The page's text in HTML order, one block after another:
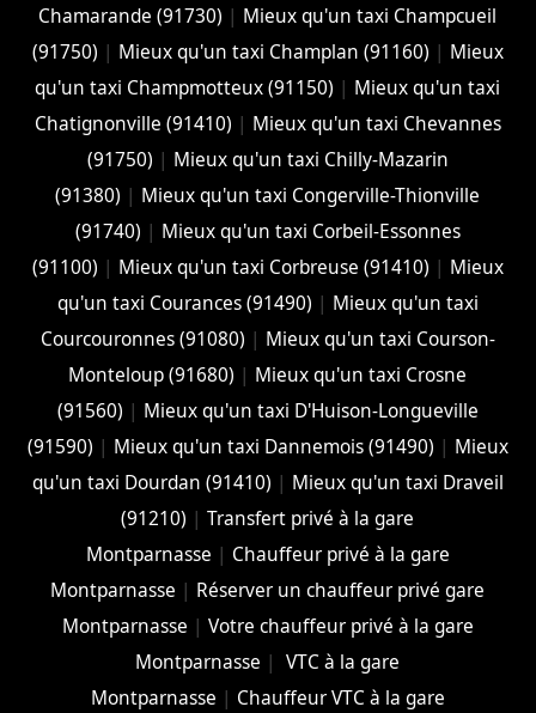
Chamarande (91730) | Mieux qu'un taxi Champcueil
(91750) | Mieux qu'un taxi Champlan (91160) | Mieux
qu'un taxi Champmotteux (91150) | Mieux qu'un taxi
Chatignonville (91410) | Mieux qu'un taxi Chevannes
(91750) | Mieux qu'un taxi Chilly-Mazarin
(91380) | Mieux qu'un taxi Congerville-Thionville
(91740) | Mieux qu'un taxi Corbeil-Essonnes
(91100) | Mieux qu'un taxi Corbreuse (91410) | Mieux
qu'un taxi Courances (91490) | Mieux qu'un taxi
Courcouronnes (91080) | Mieux qu'un taxi Courson-
Monteloup (91680) | Mieux qu'un taxi Crosne
(91560) | Mieux qu'un taxi D'Huison-Longueville
(91590) | Mieux qu'un taxi Dannemois (91490) | Mieux
qu'un taxi Dourdan (91410) | Mieux qu'un taxi Draveil
(91210) |Transfert privé à la gare
Montparnasse | Chauffeur privé à la gare
Montparnasse | Réserver un chauffeur privé gare
Montparnasse | Votre chauffeur privé à la gare
Montparnasse | VTC à la gare
Montparnasse | Chauffeur VTC à la gare